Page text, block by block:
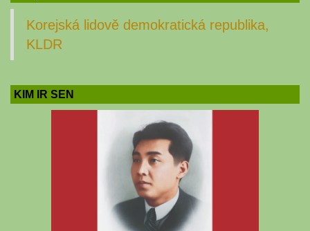
Korejská lidově demokratická republika,
KLDR
KIM IR SEN